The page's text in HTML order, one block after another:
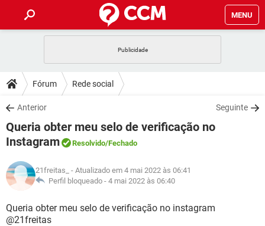
MENU
CELULAR
OUTLOOK
INSTAGRAM GMAIL
GUIA DE COMPRAS
DICAS
JOGOS
OUTLOOK
GUIA DE COMPRAS
DOWNLOADS
JOGOS WHATSAPP
CELULAR
OUTLOOK EXCEL
INSTAGRAM
GUIA DE COMPRAS
FÓRUM
CELULAR FACEBOOK
INSTAGRAM
GLOSSÁRIO
JOGOS
CELULAR FACEBOOK
Fórum Rede social
Anterior Seguinte
Queria obter meu selo de verificação no
Instagram
Resolvido/Fechado
21freitas_
- Atualizado em 4 mai 2022 às 06:41
Perfil bloqueado - 4 mai 2022 às 06:40
Queria obter meu selo de verificação no instagram
@21freitas